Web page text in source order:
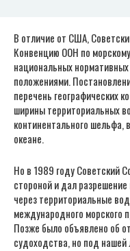
В отличие от США,
Конвенцию ООН по
национальных
положениями.
перечень географических
ширины территориальных
континентального
океане.
Но в 1989 году Советский
стороной и дал
через территориальные
международного морского
Позже было объявлено об
судоходства, но под